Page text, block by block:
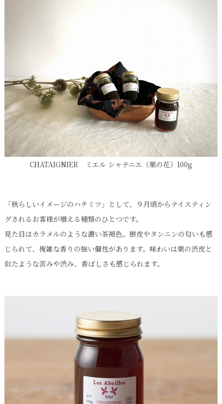
CHATAIGNIER ミエル シャテニエ（栗の花）100g
「秋らしいイメージのハチミツ」として、９月頃からテイスティン
グされるお客様が増える種類のひとつです。
見た目はカラメルのような濃い茶褐色。樹皮やタンニンの匂いも感
じられて、複雑な香りの強い個性があります。味わいは栗の渋皮と
似たような苦みや渋み、香ばしさも感じられます。